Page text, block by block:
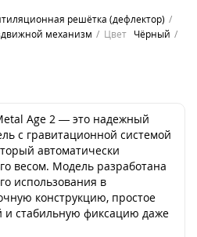
решётка (дефлектор)
механизм Цвет Чёрный
Age 2 — это надежный
с гравитационной системой
автоматически
весом. Модель разработана
использования в
конструкцию, простое
и стабильную фиксацию даже